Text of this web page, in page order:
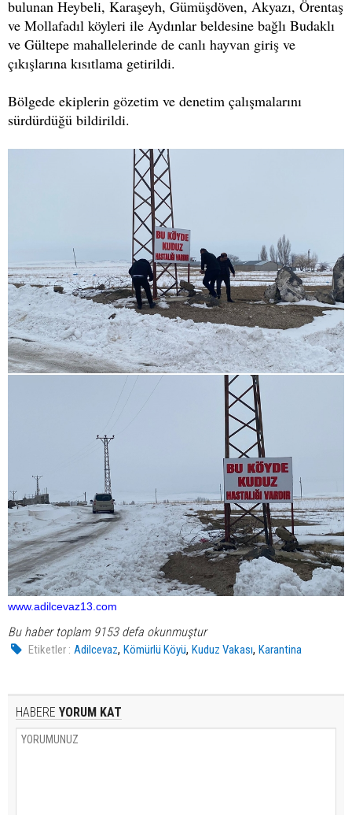
bulunan Heybeli, Karaşeyh, Gümüşdöven, Akyazı, Örentaş
ve Mollafadıl köyleri ile Aydınlar beldesine bağlı Budaklı
ve Gültepe mahallelerinde de canlı hayvan giriş ve
çıkışlarına kısıtlama getirildi.
Bölgede ekiplerin gözetim ve denetim çalışmalarını
sürdürdüğü bildirildi.
www.adilcevaz13.com
Bu haber toplam 9153 defa okunmuştur
Etiketler : Adilcevaz,Kömürlü Köyü,Kuduz Vakası,Karantina
HABERE YORUM KAT